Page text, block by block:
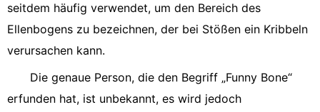
seitdem häufig verwendet, um den Bereich des
Ellenbogens zu bezeichnen, der bei Stößen ein Kribbeln
verursachen kann.
Die genaue Person, die den Begriff „Funny Bone“
erfunden hat, ist unbekannt, es wird jedoch